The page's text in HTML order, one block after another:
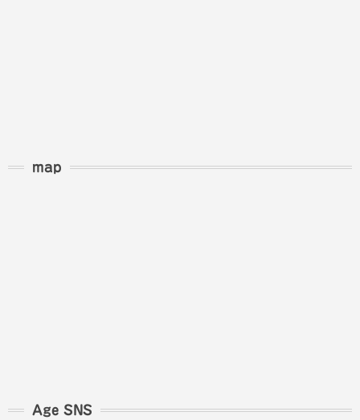
map
Age SNS